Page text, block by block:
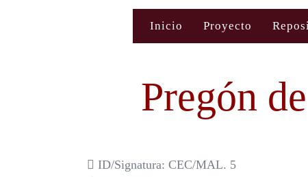
Inicio Proyecto
Pregón
ID/Signatura: CEC/MAL. 5